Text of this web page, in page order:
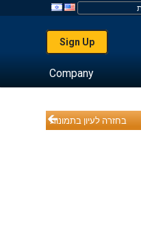
Sign Up
Company
בחזרה לעיון בתמונות